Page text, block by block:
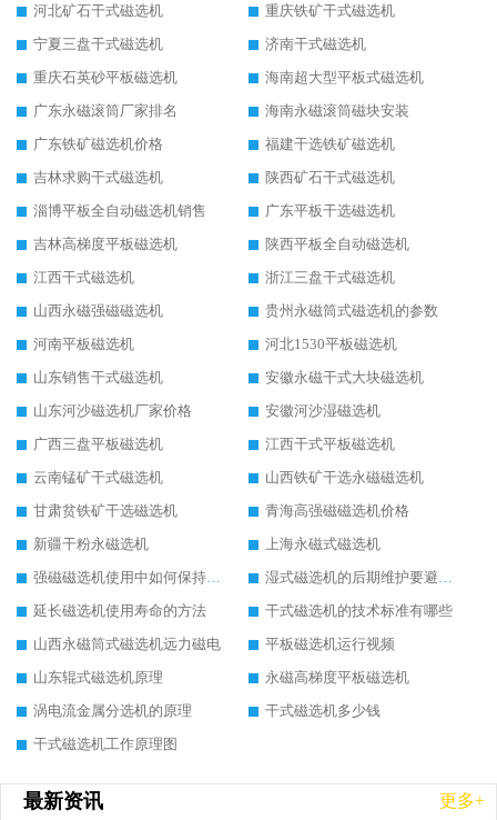
河北矿石干式磁选机
重庆铁矿干式磁选机
宁夏三盘干式磁选机
济南干式磁选机
重庆石英砂平板磁选机
海南超大型平板式磁选机
广东永磁滚筒厂家排名
海南永磁滚筒磁块安装
广东铁矿磁选机价格
福建干选铁矿磁选机
吉林求购干式磁选机
陕西矿石干式磁选机
淄博平板全自动磁选机销售
广东平板干选磁选机
吉林高梯度平板磁选机
陕西平板全自动磁选机
江西干式磁选机
浙江三盘干式磁选机
山西永磁强磁磁选机
贵州永磁筒式磁选机的参数
河南平板磁选机
河北1530平板磁选机
山东销售干式磁选机
安徽永磁干式大块磁选机
山东河沙磁选机厂家价格
安徽河沙湿磁选机
广西三盘平板磁选机
江西干式平板磁选机
云南锰矿干式磁选机
山西铁矿干选永磁磁选机
甘肃贫铁矿干选磁选机
青海高强磁磁选机价格
新疆干粉永磁选机
上海永磁式磁选机
强磁磁选机使用中如何保持其顺畅运行
湿式磁选机的后期维护要避开哪些坑
延长磁选机使用寿命的方法
干式磁选机的技术标准有哪些
山西永磁筒式磁选机远力磁电
平板磁选机运行视频
山东辊式磁选机原理
永磁高梯度平板磁选机
涡电流金属分选机的原理
干式磁选机多少钱
干式磁选机工作原理图
最新资讯 更多+